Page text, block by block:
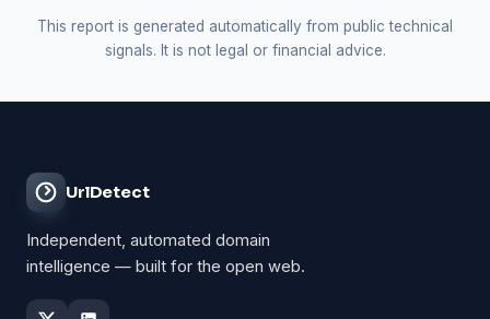
This report is generated automatically from public technical
signals. It is not legal or financial advice.
UrlDetect
Independent, automated domain
intelligence — built for the open web.